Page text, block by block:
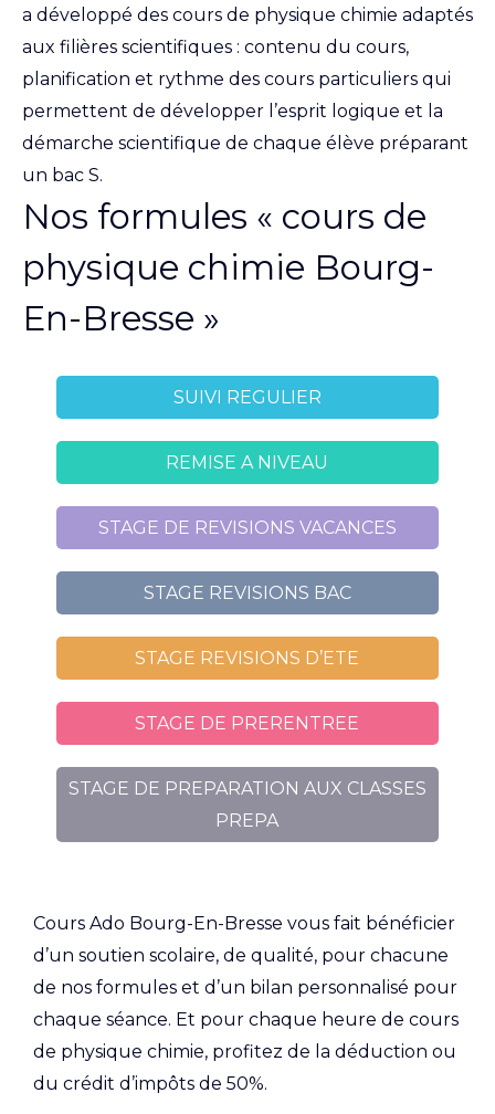
a développé des cours de physique chimie adaptés
aux filières scientifiques : contenu du cours,
planification et rythme des cours particuliers qui
permettent de développer l’esprit logique et la
démarche scientifique de chaque élève préparant
un bac S.
Nos formules « cours de
physique chimie Bourg-
En-Bresse »
SUIVI REGULIER
REMISE A NIVEAU
STAGE DE REVISIONS VACANCES
STAGE REVISIONS BAC
STAGE REVISIONS D’ETE
STAGE DE PRERENTREE
STAGE DE PREPARATION AUX CLASSES
PREPA
Cours Ado Bourg-En-Bresse vous fait bénéficier
d’un soutien scolaire, de qualité, pour chacune
de nos formules et d’un bilan personnalisé pour
chaque séance. Et pour chaque heure de cours
de physique chimie, profitez de la déduction ou
du crédit d’impôts de 50%.